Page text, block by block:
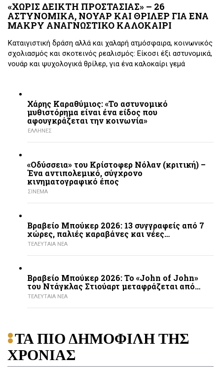
«ΧΩΡΙΣ ΔΕΙΚΤΗ ΠΡΟΣΤΑΣΙΑΣ» – 26
ΑΣΤΥΝΟΜΙΚΑ, ΝΟΥΑΡ ΚΑΙ ΘΡΙΛΕΡ ΓΙΑ ΕΝΑ
ΜΑΚΡΥ ΑΝΑΓΝΩΣΤΙΚΟ ΚΑΛΟΚΑΙΡΙ
Καταιγιστική δράση αλλά και χαλαρή ατμόσφαιρα, κοινωνικός
σχολιασμός και σκοτεινός ρεαλισμός: Είκοσι έξι αστυνομικά,
νουάρ και ψυχολογικά θρίλερ, για ένα καλοκαίρι γεμά
Χάρης Καραθύμιος: «Το αστυνομικό
μυθιστόρημα είναι ένα είδος που
αφουγκράζεται την κοινωνία»
ΕΛΛΗΝΕΣ
«Οδύσσεια» του Κρίστοφερ Νόλαν (κριτική) –
Ένα αντιπολεμικό, σύγχρονο
κινηματογραφικό έπος
ΣΙΝΕΜΑ
Βραβείο Μπούκερ 2026: 13 συγγραφείς από 7
χώρες, παλιές καραβάνες και νέες…
ΤΕΛΕΥΤΑΙΑ ΝΕΑ
Βραβείο Μπούκερ 2026: Το «John of John»
του Ντάγκλας Στιούαρτ μεταφράζεται από…
ΤΕΛΕΥΤΑΙΑ ΝΕΑ
ΤΑ ΠΙΟ ΔΗΜΟΦΙΛΗ ΤΗΣ
ΧΡΟΝΙΑΣ